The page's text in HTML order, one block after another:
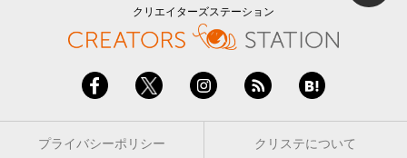
クリエイターズステーション
プライバシーポリシー クリステについて